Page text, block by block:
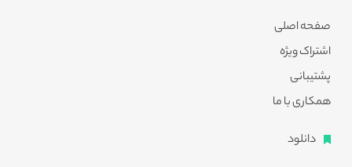
صفحه اصلی
اشتراک ویژه
پشتیبانی
همکاری با ما
دانلود